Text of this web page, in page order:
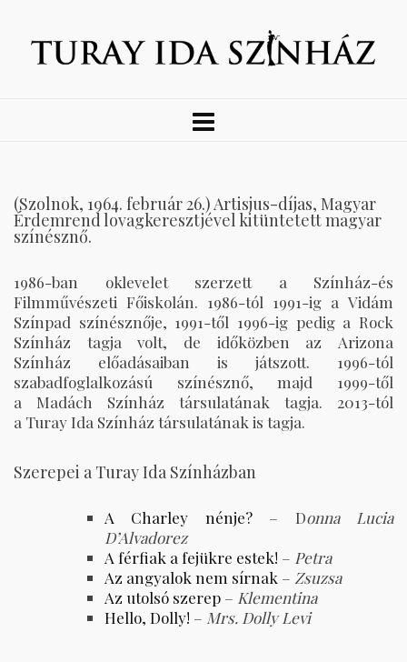
(Szolnok, 1964. február 26.) Artisjus-díjas, Magyar
Érdemrend lovagkeresztjével kitüntetett magyar
színésznő.
1986-ban oklevelet szerzett a Színház-és
Filmművészeti Főiskolán. 1986-tól 1991-ig a Vidám
Színpad színésznője, 1991-től 1996-ig pedig a Rock
Színház tagja volt, de időközben az Arizona
Színház előadásaiban is játszott. 1996-tól
szabadfoglalkozású színésznő, majd 1999-től
a Madách Színház társulatának tagja. 2013-tól
a Turay Ida Színház társulatának is tagja.
Szerepei a Turay Ida Színházban
A Charley nénje?– Donna Lucia
D’Alvadorez
A férfiak a fejükre estek! – Petra
Az angyalok nem sírnak – Zsuzsa
Az utolsó szerep – Klementina
Hello, Dolly! – Mrs. Dolly Levi